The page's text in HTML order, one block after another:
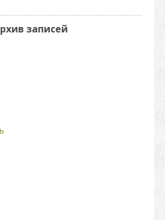
записей